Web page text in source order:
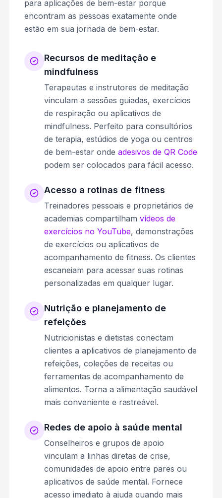
para aplicações de bem-estar porque
encontram as pessoas exatamente onde
estão em sua jornada de bem-estar.
Recursos de meditação e
mindfulness
Terapeutas e instrutores de meditação
vinculam a sessões guiadas, exercícios
de respiração ou aplicativos de
mindfulness. Perfeito para consultórios
de terapia, estúdios de yoga ou centros
de bem-estar onde adesivos de QR Code
podem ser colocados para fácil acesso.
Acesso a rotinas de fitness
Treinadores pessoais e proprietários de
academias compartilham vídeos de
exercícios no YouTube, demonstrações
de exercícios ou aplicativos de
acompanhamento de fitness. Os clientes
escaneiam para acessar suas rotinas
personalizadas em qualquer lugar.
Nutrição e planejamento de
refeições
Nutricionistas e dietistas conectam
clientes a aplicativos de planejamento de
refeições, coleções de receitas ou
ferramentas de acompanhamento de
alimentos. Torna a alimentação saudável
mais conveniente e rastreável.
Redes de apoio à saúde mental
Conselheiros e grupos de apoio
vinculam a linhas diretas de crise,
comunidades de apoio entre pares ou
aplicativos de saúde mental. Fornece
acesso imediato à ajuda quando mais